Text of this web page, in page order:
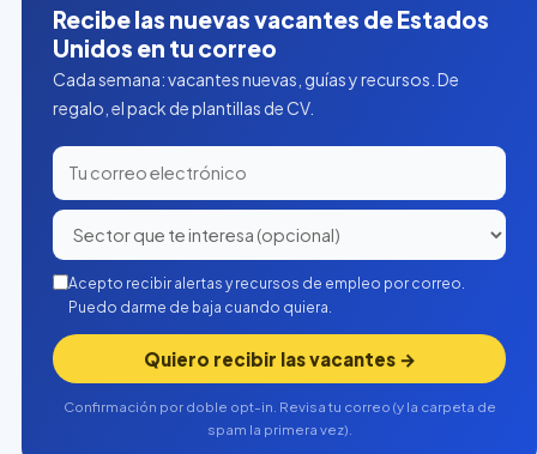
Recibe las nuevas vacantes de Estados
Unidos en tu correo
Cada semana: vacantes nuevas, guías y recursos. De
regalo, el pack de plantillas de CV.
Acepto recibir alertas y recursos de empleo por correo.
Puedo darme de baja cuando quiera.
Quiero recibir las vacantes →
Confirmación por doble opt-in. Revisa tu correo (y la carpeta de
spam la primera vez).